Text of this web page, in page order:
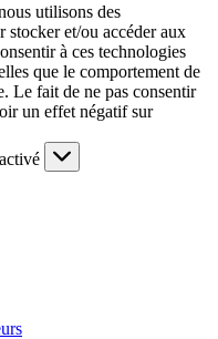
utilisons des
stocker et/ou accéder aux
à ces technologies
que le comportement de
Le fait de ne pas consentir
un effet négatif sur